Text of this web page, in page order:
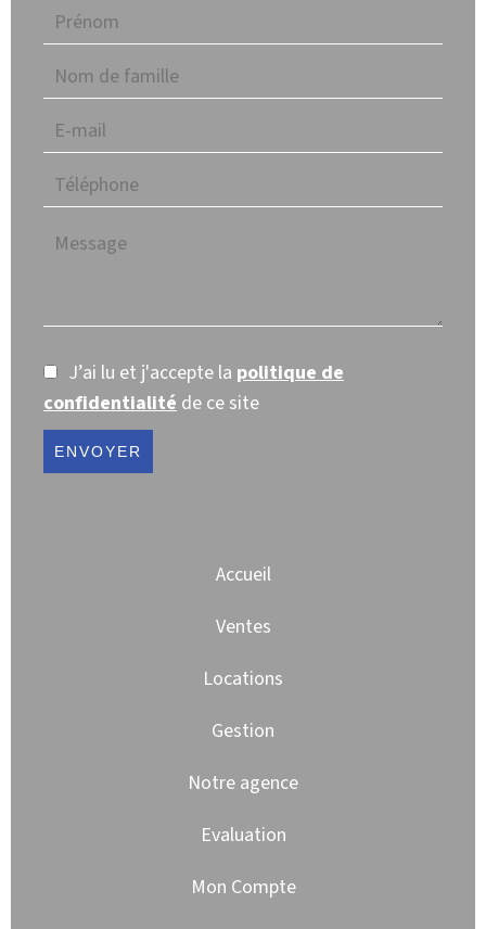
J’ai lu et j'accepte la politique de
confidentialité de ce site
ENVOYER
Accueil
Ventes
Locations
Gestion
Notre agence
Evaluation
Mon Compte